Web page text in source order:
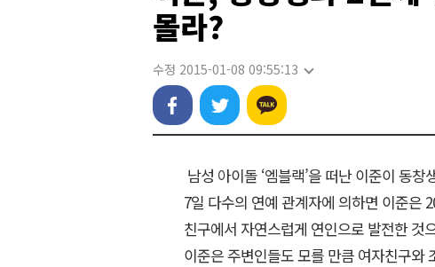
몰라?
수정 2015-01-08 09:55:13
남성 아이돌 ‘엠블랙’을 떠난 이준이 동
7일 다수의 연예 관계자에 의하면 이준은
친구에서 자연스럽게 연인으로 발전한 것
이준은 주변인들도 모를 만큼 여자친구와